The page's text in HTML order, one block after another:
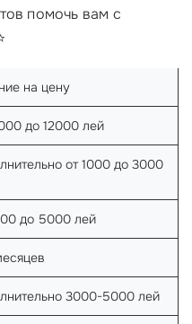
помочь вам с
на цену
до 12000 лей
от 1000 до 3000
до 5000 лей
3000-5000 лей